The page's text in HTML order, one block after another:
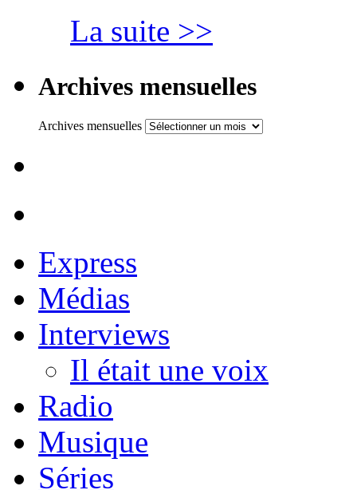
La suite >>
Archives mensuelles
Archives mensuelles
Express
Médias
Interviews
Il était une voix
Radio
Musique
Séries